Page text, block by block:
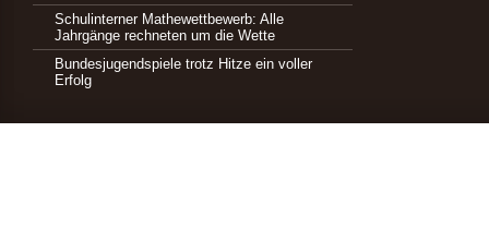
Schulinterner Mathewettbewerb: Alle
Jahrgänge rechneten um die Wette
Bundesjugendspiele trotz Hitze ein voller
Erfolg